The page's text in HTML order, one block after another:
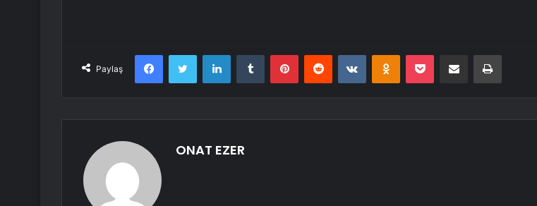
Paylaş
FacebookTwitter LinkedInTumblr PinterestReddit VKontakteOdnoklassniki
Pocket E-Posta ile paylaş Yazdır
ONAT EZER